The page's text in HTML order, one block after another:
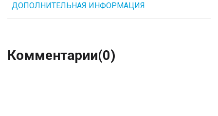
ДОПОЛНИТЕЛЬНАЯ ИНФОРМАЦИЯ
Комментарии(0)